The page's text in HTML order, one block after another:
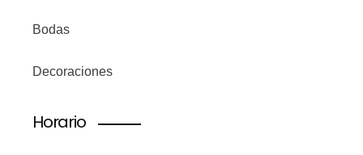
Bodas
Decoraciones
Horario